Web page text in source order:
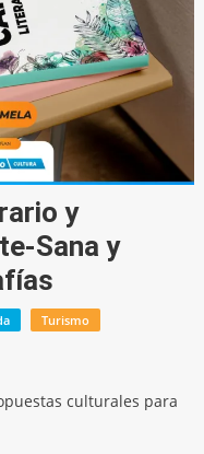
y
Sana y
Turismo
culturales para